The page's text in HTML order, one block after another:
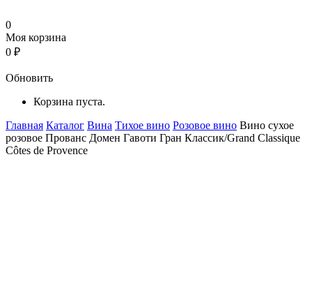
0
Моя корзина
0 ₽
Обновить
Корзина пуста.
Главная Каталог Вина Тихое вино Розовое вино Вино сухое
розовое Прованс Домен Гавоти Гран Классик/Grand Classique
Côtes de Provence